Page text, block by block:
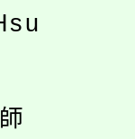
導中心
、社會
加。
音徵選
動海報
度學生
觀特色
畫」
部表揚